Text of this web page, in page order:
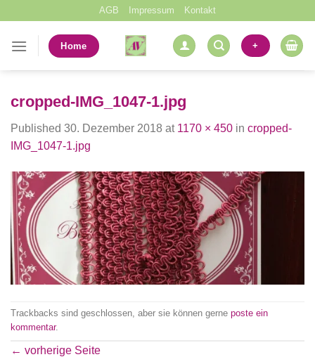
content
AGB Impressum Kontakt
Home +
cropped-IMG_1047-1.jpg
Published 30. Dezember 2018 at 1170 × 450 in cropped-
IMG_1047-1.jpg
Trackbacks sind geschlossen, aber sie können gerne poste ein
kommentar.
← vorherige Seite